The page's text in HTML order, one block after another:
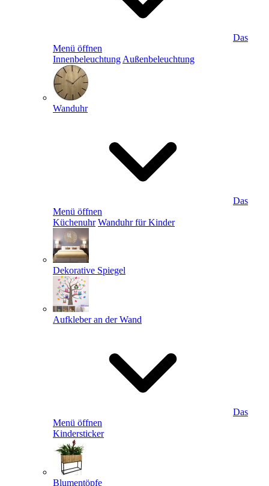
Das
Menü öffnen
Innenbeleuchtung Außenbeleuchtung
Wanduhr
Das
Menü öffnen
Küchenuhr Wanduhr für Kinder
Dekorative Spiegel
Aufkleber an der Wand
Das
Menü öffnen
Kindersticker
Blumentöpfe